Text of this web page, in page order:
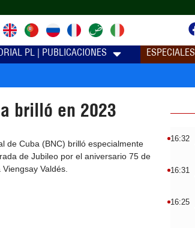
PL | PUBLICACIONES ESPECIALES
brilló en 2023
de Cuba (BNC) brilló especialmente
de Jubileo por el aniversario 75 de
Valdés.
16:32
16:31
16:25